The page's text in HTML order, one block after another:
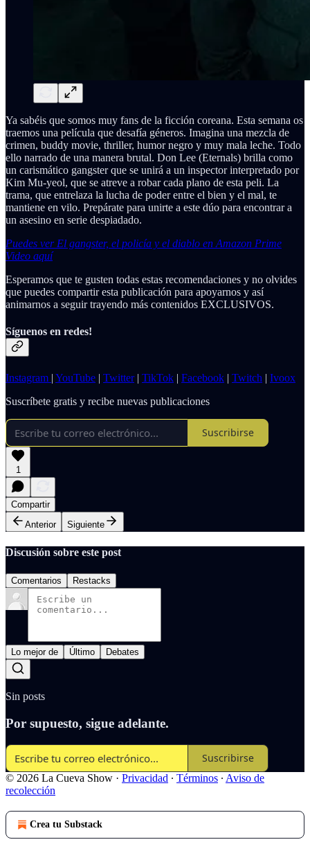
Ya sabéis que somos muy fans de la ficción coreana. Esta semana os
traemos una película que desafía géneros. Imagina una mezcla de
crimen, buddy movie, thriller, humor negro y muy mala leche. Todo
ello narrado de una manera brutal. Don Lee (Eternals) brilla como
un carismático gangster que se unirá a un inspector interpretado por
Kim Mu-yeol, que se atreve a robar cada plano de esta peli. La
trama, que entrelaza la lucha de poder entre el bien y el mal, te
mantiene en vilo. Prepárate para unirte a este dúo para encontrar a
un asesino en serie despiadado.
Puedes ver El gangster, el policía y el diablo en Amazon Prime
Video aquí
Esperamos que te gusten todas estas recomendaciones y no olvides
que puedes compartir esta publicación para apoyarnos y así
animarnos a seguir trayendo más contenidos EXCLUSIVOS.
Síguenos en redes!
Instagram | YouTube | Twitter| TikTok | Facebook | Twitch | Ivoox
Suscríbete gratis y recibe nuevas publicaciones
Suscribirse
1
Compartir
Anterior
Siguiente
Discusión sobre este post
Comentarios Restacks
Lo mejor de Último Debates
Sin posts
Por supuesto, sigue adelante.
Suscribirse
© 2026 La Cueva Show · Privacidad ∙ Términos ∙ Aviso de
recolección
Crea tu Substack